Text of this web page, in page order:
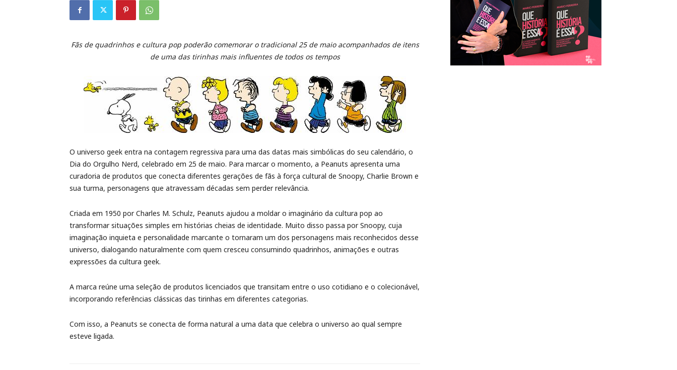
Fãs de quadrinhos e cultura pop poderão comemorar o tradicional 25 de maio acompanhados de itens
de uma das tirinhas mais influentes de todos os tempos
O universo geek entra na contagem regressiva para uma das datas mais simbólicas do seu calendário, o
Dia do Orgulho Nerd, celebrado em 25 de maio. Para marcar o momento, a Peanuts apresenta uma
curadoria de produtos que conecta diferentes gerações de fãs à força cultural de Snoopy, Charlie Brown e
sua turma, personagens que atravessam décadas sem perder relevância.
Criada em 1950 por Charles M. Schulz, Peanuts ajudou a moldar o imaginário da cultura pop ao
transformar situações simples em histórias cheias de identidade. Muito disso passa por Snoopy, cuja
imaginação inquieta e personalidade marcante o tornaram um dos personagens mais reconhecidos desse
universo, dialogando naturalmente com quem cresceu consumindo quadrinhos, animações e outras
expressões da cultura geek.
A marca reúne uma seleção de produtos licenciados que transitam entre o uso cotidiano e o colecionável,
incorporando referências clássicas das tirinhas em diferentes categorias.
Com isso, a Peanuts se conecta de forma natural a uma data que celebra o universo ao qual sempre
esteve ligada.